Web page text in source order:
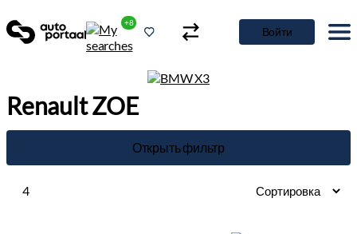
+8
Войти
Renault ZOE
Открыть фильтр
4